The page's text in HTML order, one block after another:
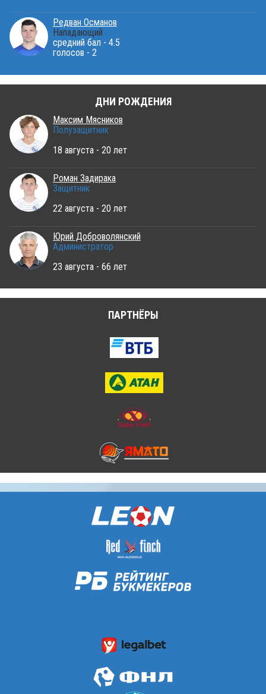
Редван Османов
Нападающий
средний бал - 4.5
голосов - 2
ДНИ РОЖДЕНИЯ
Максим Мясников
Полузащитник
18 августа - 20 лет
Роман Задирака
Защитник
22 августа - 20 лет
Юрий Доброволянский
Администратор
23 августа - 66 лет
ПАРТНЁРЫ